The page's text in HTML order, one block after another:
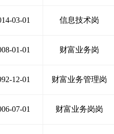
03-01 信息技术岗
01-01 财富业务岗
12-01 财富业务管理岗
07-01 财富业务岗岗